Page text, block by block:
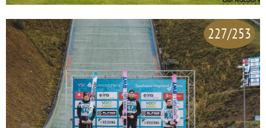
227/253